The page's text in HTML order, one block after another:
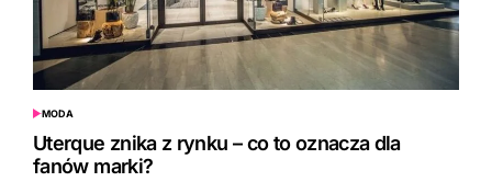
POSTED
IN
MODA
Uterque znika z rynku – co to oznacza dla
fanów marki?